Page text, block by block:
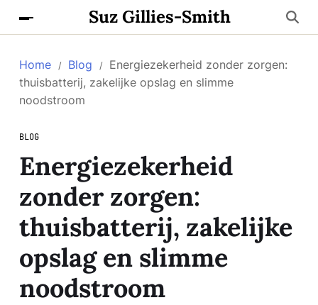
Suz Gillies-Smith
Home Blog
Energiezekerheid zonder zorgen:
thuisbatterij, zakelijke opslag en slimme
noodstroom
BLOG
Energiezekerheid
zonder zorgen:
thuisbatterij, zakelijke
opslag en slimme
noodstroom